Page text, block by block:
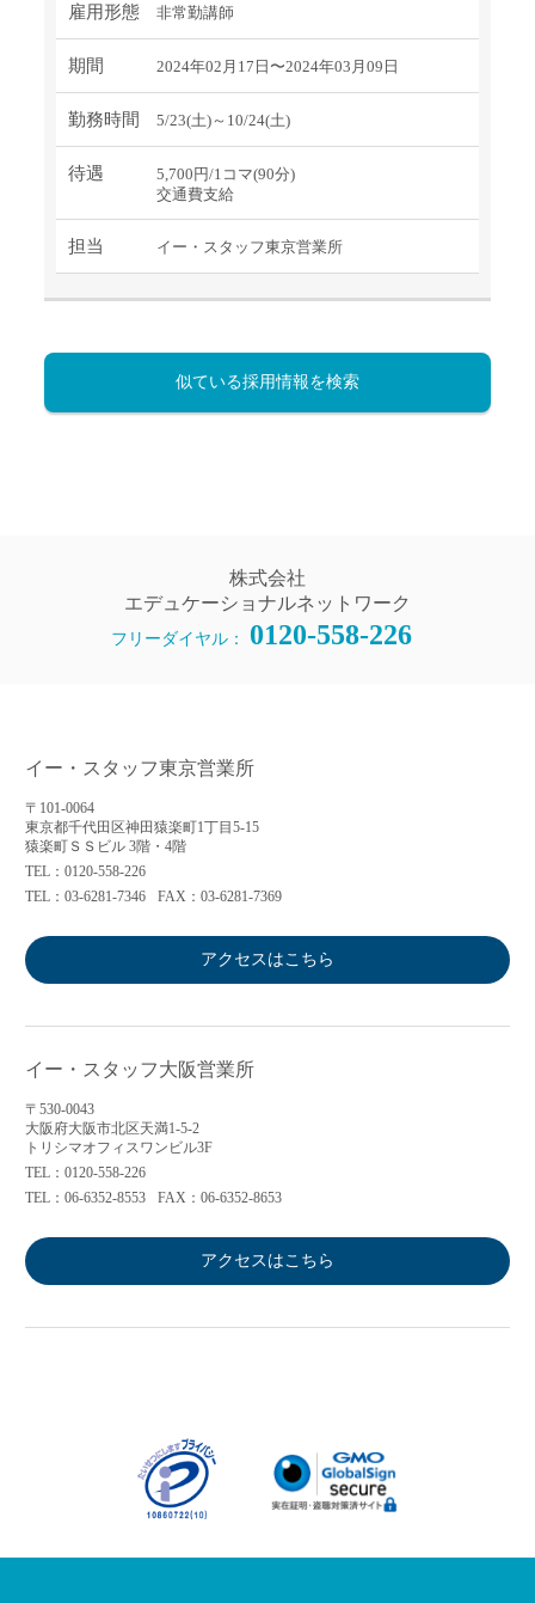
雇用形態 非常勤講師
期間 2024年02月17日〜2024年03月09日
勤務時間 5/23(土)～10/24(土)
待遇
5,700円/1コマ(90分)
交通費支給
担当 イー・スタッフ東京営業所
似ている採用情報を検索
株式会社
エデュケーショナルネットワーク
フリーダイヤル： 0120-558-226
イー・スタッフ東京営業所
〒101-0064
東京都千代田区神田猿楽町1丁目5-15
猿楽町ＳＳビル 3階・4階
TEL：0120-558-226
TEL：03-6281-7346
FAX：03-6281-7369
アクセスはこちら
イー・スタッフ大阪営業所
〒530-0043
大阪府大阪市北区天満1-5-2
トリシマオフィスワンビル3F
TEL：0120-558-226
TEL：06-6352-8553
FAX：06-6352-8653
アクセスはこちら